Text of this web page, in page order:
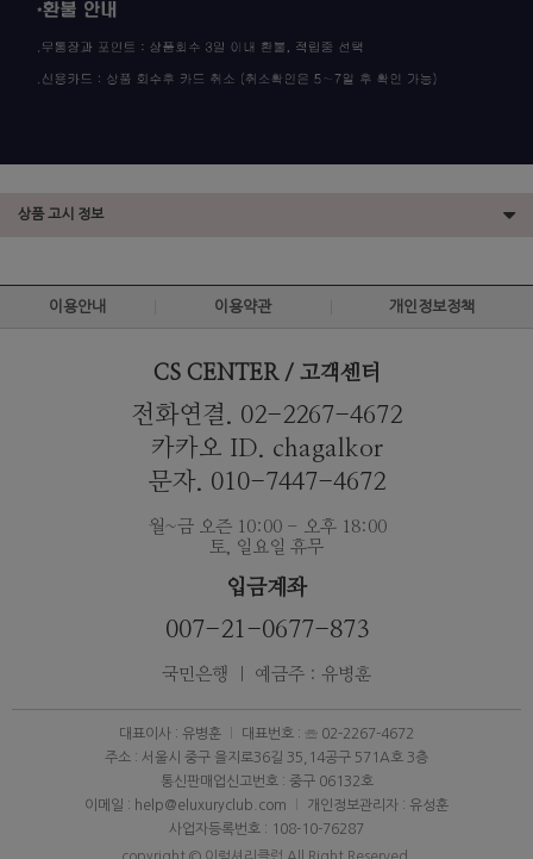
상품 고시 정보
이용안내 이용약관 개인정보정책
CS CENTER / 고객센터
전화연결. 02-2267-4672
카카오 ID. chagalkor
문자. 010-7447-4672
월~금 오즌 10:00 - 오후 18:00
토, 일요일 휴무
입금계좌
007-21-0677-873
국민은행 ｜ 예금주 : 유병훈
대표이사 : 유병훈
대표번호 : ☏ 02-2267-4672
주소 : 서울시 중구 을지로36길 35,14공구 571A호 3층
통신판매업신고번호 : 중구 06132호
이메일 : help@eluxuryclub.com
개인정보관리자 : 유성훈
사업자등록번호 : 108-10-76287
copyright © 이럭셔리클럽 All Right Reserved.